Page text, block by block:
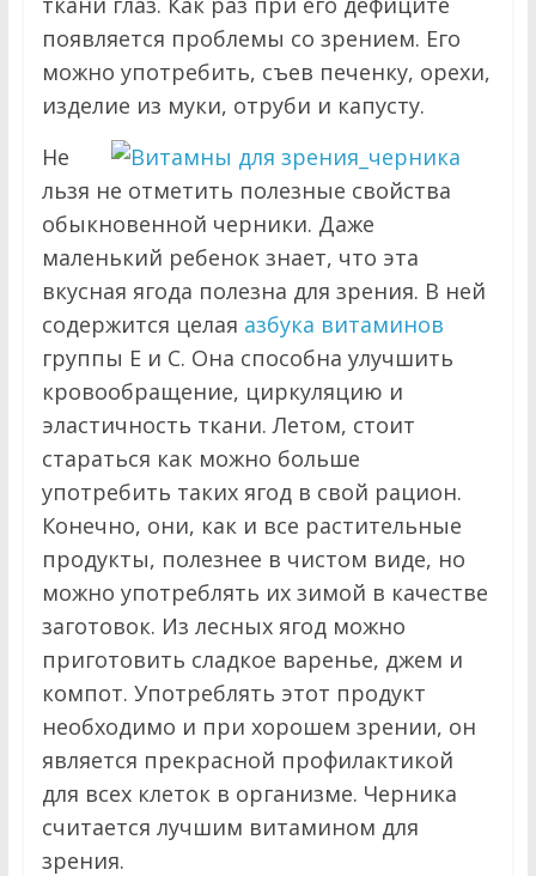
появляется проблемы со зрением. Его
можно употребить, съев печенку, орехи,
изделие из муки, отруби и капусту.
Не
льзя не отметить полезные свойства
обыкновенной черники. Даже
маленький ребенок знает, что эта
вкусная ягода полезна для зрения. В ней
содержится целая азбука витаминов
группы Е и С. Она способна улучшить
кровообращение, циркуляцию и
эластичность ткани. Летом, стоит
стараться как можно больше
употребить таких ягод в свой рацион.
Конечно, они, как и все растительные
продукты, полезнее в чистом виде, но
можно употреблять их зимой в качестве
заготовок. Из лесных ягод можно
приготовить сладкое варенье, джем и
компот. Употреблять этот продукт
необходимо и при хорошем зрении, он
является прекрасной профилактикой
для всех клеток в организме. Черника
считается лучшим витамином для
зрения.